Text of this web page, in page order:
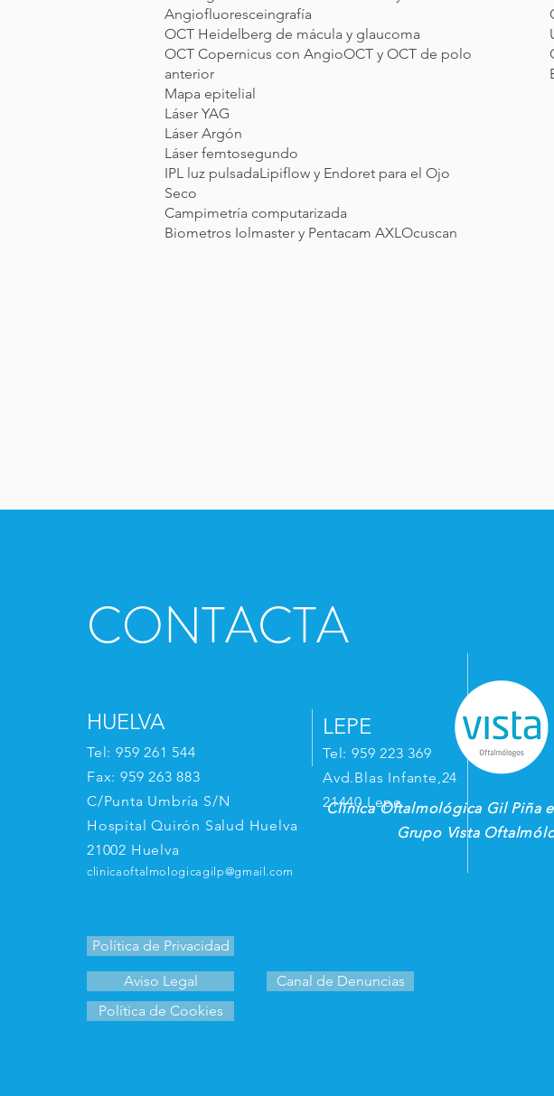
Angiofluoresceingrafía
OCT Heidelberg de mácula y glaucoma
OCT Copernicus con AngioOCT y OCT de polo
anterior
Mapa epitelial
Láser YAG
Láser Argón
Láser femtosegundo
IPL luz pulsadaLipiflow y Endoret para el Ojo
Seco
Campimetría computarizada
Biometros Iolmaster y Pentacam AXLOcuscan
CONTACTA
HUELVA
Tel: 959 261 544
Fax: 959 263 883
C/Punta Umbría S/N
Hospital Quirón Salud Huelva
21002 Huelva
clinicaoftalmologicagilp@gmail.com
LEPE
Tel: 959 223 369
Avd.Blas Infante,24
21440 Lepe
Política de Privacidad
Aviso Legal
Canal de Denuncias
Política de Cookies
Clínica Oftalmológica Gil Piña
Grupo Vista